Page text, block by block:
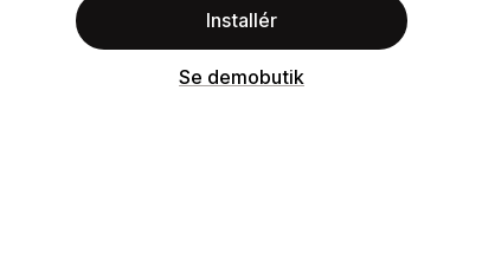
Installér
Se demobutik